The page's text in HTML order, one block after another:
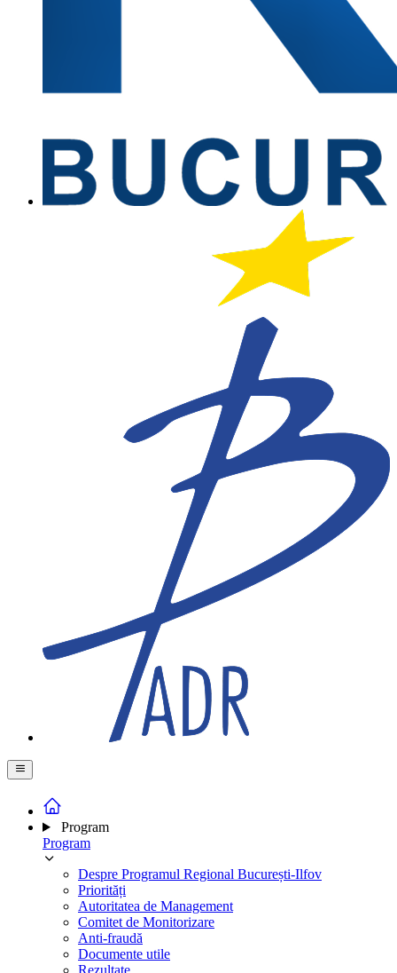
Program
Program
Despre Programul Regional București-Ilfov
Priorități
Autoritatea de Management
Comitet de Monitorizare
Anti-fraudă
Documente utile
Rezultate